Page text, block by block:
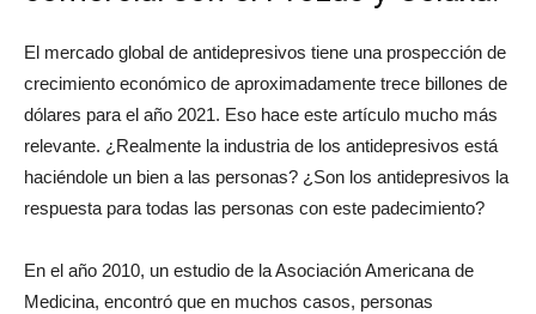
El mercado global de antidepresivos tiene una prospección de
crecimiento económico de aproximadamente trece billones de
dólares para el año 2021. Eso hace este artículo mucho más
relevante. ¿Realmente la industria de los antidepresivos está
haciéndole un bien a las personas? ¿Son los antidepresivos la
respuesta para todas las personas con este padecimiento?
En el año 2010, un estudio de la Asociación Americana de
Medicina, encontró que en muchos casos, personas